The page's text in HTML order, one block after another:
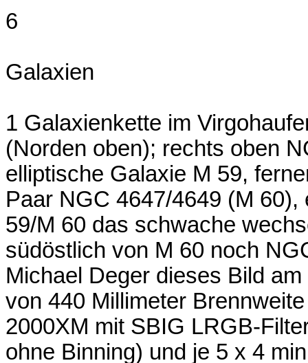
6
Galaxien
1 Galaxienkette im
(Norden oben); rechts oben
elliptische Galaxie M 59,
Paar NGC 4647/4649 (M
59/M 60 das schwache
südöstlich von M 60 noch
Michael Deger dieses Bild
von 440 Millimeter
2000XM mit SBIG LRGB-
ohne Binning) und je 5 x 4